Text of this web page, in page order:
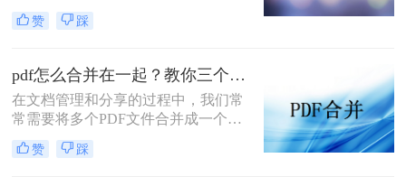
档、分享或打印。那么两张发票pdf合
并成一个文件怎么弄呢？本文将介绍
的方法。
赞 踩
pdf怎么合并在一起？教你三个好用办法！
在文档管理和分享的过程中，我们常
常需要将多个PDF文件合并成一个单
一的文件，以简化发送、存储或打印
的过程。无论是为了创建综合报告、
赞 踩